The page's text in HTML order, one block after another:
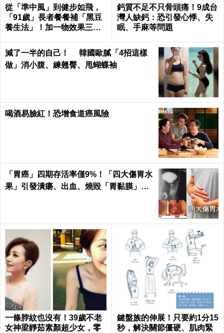
從「準中風」到健步如飛，
「91歲」長者餐餐補「黑豆
養生法」！加一物效果三級
鈣質不足不只骨頭痛！9成台
灣人缺鈣：恐引發心悸、失
眠、手麻等問題
減了一半的自己！ 韓國歐膩「4招這樣
做」消小腹、練翹臀、甩蝴蝶袖
喝酒易臉紅！恐增食道癌風險
「胃癌」四期存活率僅9%！「四大傷胃水
果」引發潰瘍、出血、燒毀「胃黏膜」不
一條脖紋也沒有！39歲不老
女神梁靜茹素顏超少女，零
鍵盤族的伸展！只要約1分15
秒，解決關節僵硬、肌肉緊